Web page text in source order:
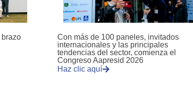
Con más de 100 paneles, invitados
internacionales y las principales
tendencias del sector, comienza el
Congreso Aapresid 2026
Haz clic aquí